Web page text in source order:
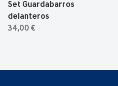
Set Guardabarros
delanteros
34,00 €